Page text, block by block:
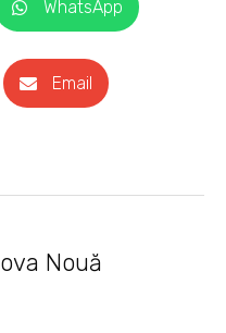
WhatsApp
Email
Nouă